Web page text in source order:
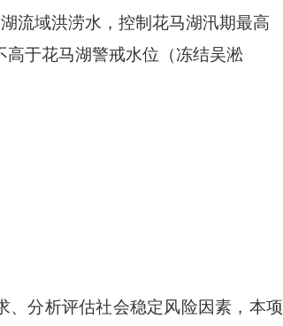
流域洪涝水，控制花马湖汛期最高
高于花马湖警戒水位（冻结吴淞
、分析评估社会稳定风险因素，本项